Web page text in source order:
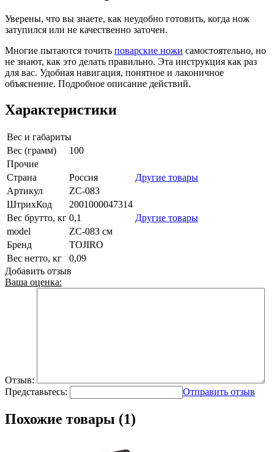
Уверены, что вы знаете, как неудобно готовить, когда нож
затупился или не качественно заточен.
Многие пытаются точить поварские ножи самостоятельно, но
не знают, как это делать правильно. Эта инструкция как раз
для вас. Удобная навигация, понятное и лаконичное
объяснение. Подробное описание действий.
Характеристики
Вес и габариты
Вес (грамм)
100
Прочие
Страна
Россия
Другие товары
Артикул
ZC-083
ШтрихКод
2001000047314
Вес брутто, кг 0,1
Другие товары
model
ZC-083 см
Бренд
TOJIRO
Вес нетто, кг
0,09
Добавить отзыв
Ваша оценка:
Отзыв:
Представьтесь:
Отправить отзыв
Похожие товары (1)